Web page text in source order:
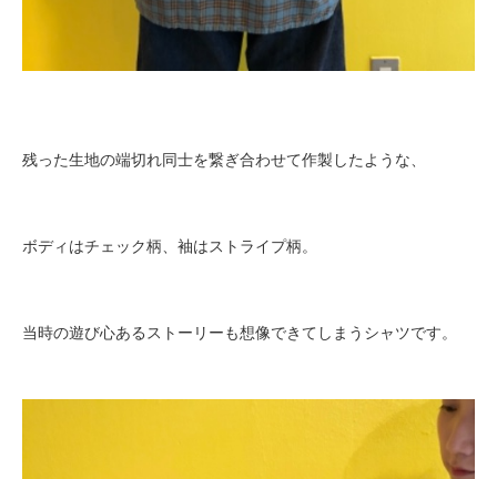
残った生地の端切れ同士を繋ぎ合わせて作製したような、
ボディはチェック柄、袖はストライプ柄。
当時の遊び心あるストーリーも想像できてしまうシャツです。